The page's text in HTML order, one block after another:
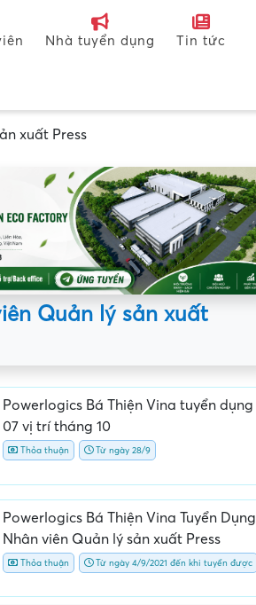
Nhà tuyển dụng Tin tức
xuất Press
Quản lý sản xuất
Powerlogics Bá Thiện Vina tuyển dụng
07 vị trí tháng 10
Thỏa thuận Từ ngày 28/9
Powerlogics Bá Thiện Vina Tuyển Dụng
Nhân viên Quản lý sản xuất Press
Thỏa thuận Từ ngày 4/9/2021 đến khi tuyển được
tờ không rõ
tờ gốc
thường